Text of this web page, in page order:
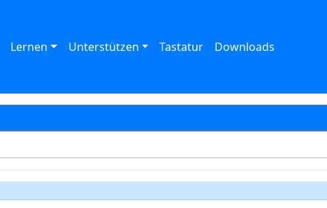
Lernen Unterstützen Tastatur Downloads